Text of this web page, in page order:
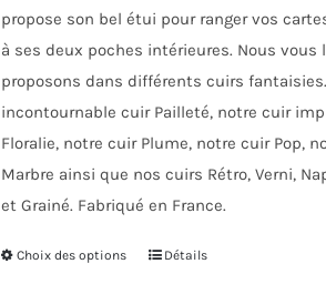
la
page
du
produit
propose son bel étui pour ranger vos
à ses deux poches intérieures. Nous vous
proposons dans différents cuirs
incontournable cuir Pailleté, notre cuir
Floralie, notre cuir Plume, notre cuir Pop,
Marbre ainsi que nos cuirs Rétro, Verni,
et Grainé. Fabriqué en France.
Choix des options
CeDétails